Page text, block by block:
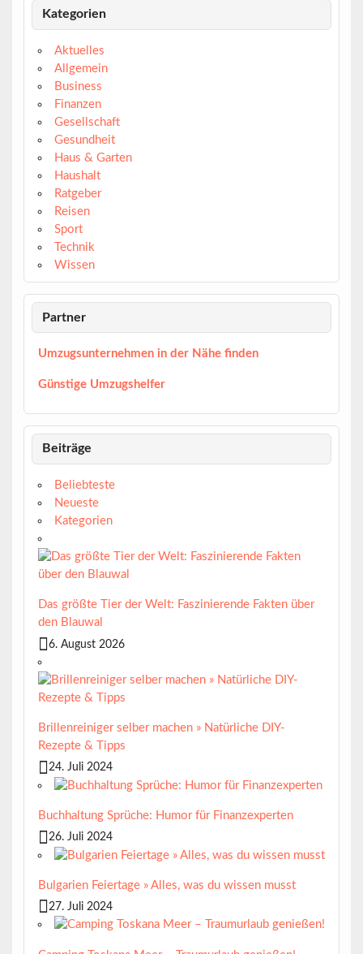
Kategorien
Aktuelles
Allgemein
Business
Finanzen
Gesellschaft
Gesundheit
Haus & Garten
Haushalt
Ratgeber
Reisen
Sport
Technik
Wissen
Partner
Umzugsunternehmen in der Nähe finden
Günstige Umzugshelfer
Beiträge
Beliebteste
Neueste
Kategorien
Das größte Tier der Welt: Faszinierende Fakten über
den Blauwal
6. August 2026
Brillenreiniger selber machen » Natürliche DIY-
Rezepte & Tipps
24. Juli 2024
Buchhaltung Sprüche: Humor für Finanzexperten
26. Juli 2024
Bulgarien Feiertage » Alles, was du wissen musst
27. Juli 2024